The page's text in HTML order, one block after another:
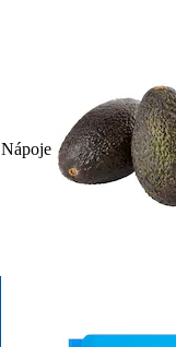
Nápoje